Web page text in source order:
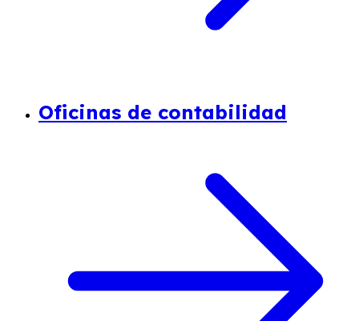
Oficinas de contabilidad